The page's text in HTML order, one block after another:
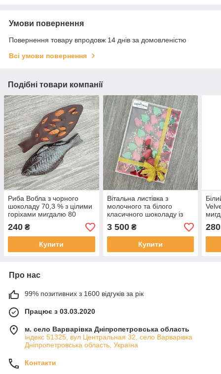
Умови повернення
Повернення товару впродовж 14 днів за домовленістю
Всі умови повернення
Подібні товари компанії
Риба Вобла з чорного
шоколаду 70,3 % з цілими
горіхами мигдалю 80
грамів крафтове
виробництво
240 ₴
Купити
Вітальна листівка з
молочного та білого
класичного шоколаду із
додаванням горіхів кокосу
малини повітряним рисом
і бананів 1150 г
3 500₴
Купити
280
Про нас
99% позитивних з 1600 відгуків за рік
Працює з 03.03.2020
м. село Варварівка Дніпропетровська область
індекс 51325, вул Центральная 32, село Варварівка
Дніпропетровська область, Україна
Контакти